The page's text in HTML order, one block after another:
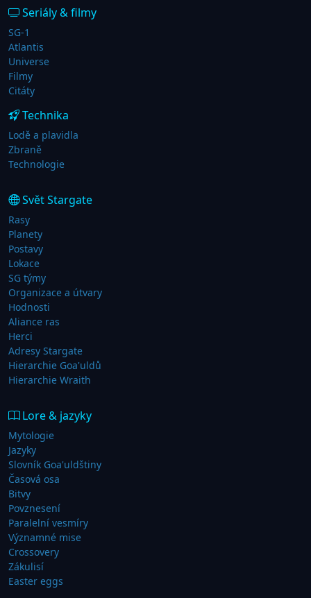
Seriály & filmy
SG-1
Atlantis
Universe
Filmy
Citáty
Technika
Lodě a plavidla
Zbraně
Technologie
Svět Stargate
Rasy
Planety
Postavy
Lokace
SG týmy
Organizace a útvary
Hodnosti
Aliance ras
Herci
Adresy Stargate
Hierarchie Goa'uldů
Hierarchie Wraith
Lore & jazyky
Mytologie
Jazyky
Slovník Goa'uldštiny
Časová osa
Bitvy
Povznesení
Paralelní vesmíry
Významné mise
Crossovery
Zákulisí
Easter eggs